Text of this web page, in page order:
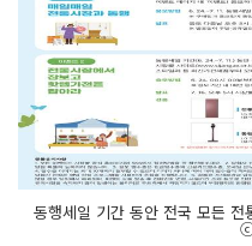
동행세일 기간 동안 전국 모든